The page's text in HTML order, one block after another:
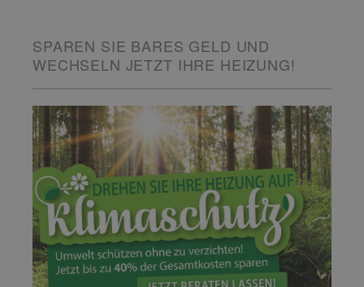
SPAREN SIE BARES GELD UND
WECHSELN JETZT IHRE HEIZUNG!